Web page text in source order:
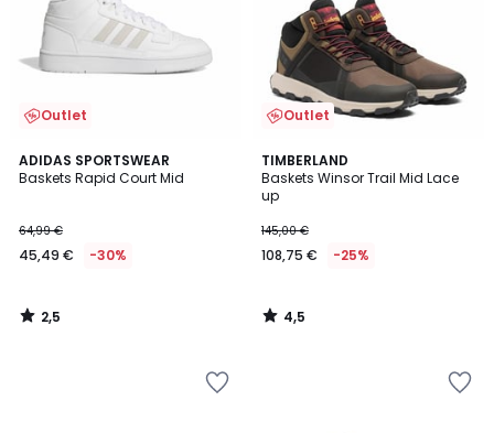
Outlet
ADIDAS SPORTSWEAR
Baskets Rapid Court Mid
64,99 €
45,49 € -30%
2,5
/ 5
2,5
/
Outlet
TIMBERLAND
Baskets Winsor Trail Mid Lace
up
145,00 €
108,75 € -25%
4,5
/ 5
4,5
/